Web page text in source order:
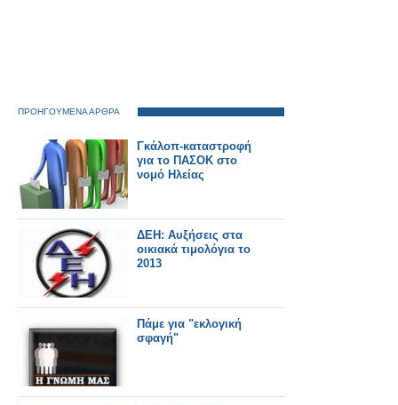
ΠΡΟΗΓΟΥΜΕΝΑ ΑΡΘΡΑ
Γκάλοπ-καταστροφή
για το ΠΑΣΟΚ στο
νομό Ηλείας
ΔΕΗ: Αυξήσεις στα
οικιακά τιμολόγια το
2013
Πάμε για "εκλογική
σφαγή"